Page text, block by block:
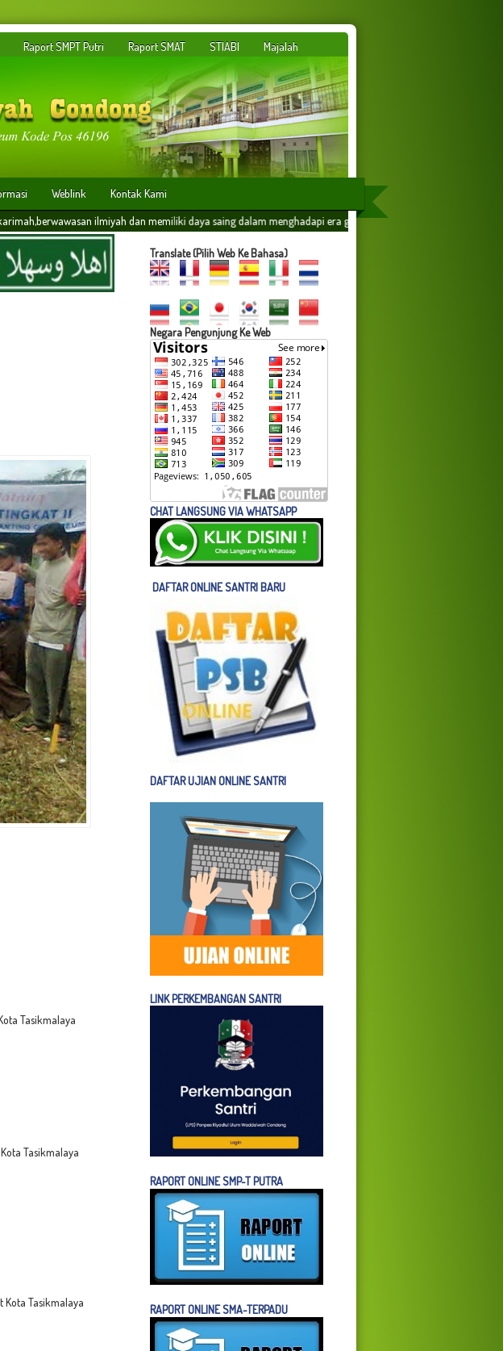
Raport SMPT Putri Raport SMAT STIABI Majalah
Weblink
Kontak Kami
ilmiyah dan memiliki daya saing dalam menghadapi era globalisasi yang dilandasi oleh ilmu
Tasikmalaya
Tasikmalaya
Tasikmalaya
Translate (Pilih Web Ke Bahasa)
Negara Pengunjung Ke Web
CHAT LANGSUNG VIA WHATSAPP
DAFTAR ONLINE SANTRI BARU
DAFTAR UJIAN ONLINE SANTRI
LINK PERKEMBANGAN SANTRI
RAPORT ONLINE SMP-T PUTRA
RAPORT ONLINE SMA-TERPADU